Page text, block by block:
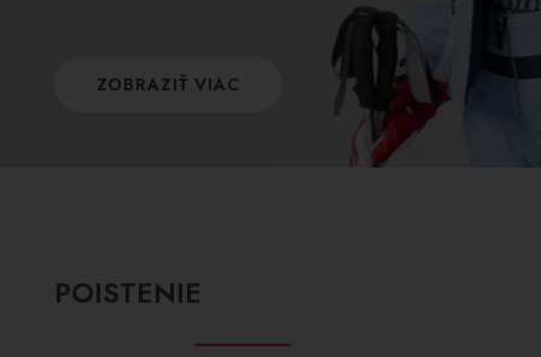
ZOBRAZIŤ VIAC
POISTENIE